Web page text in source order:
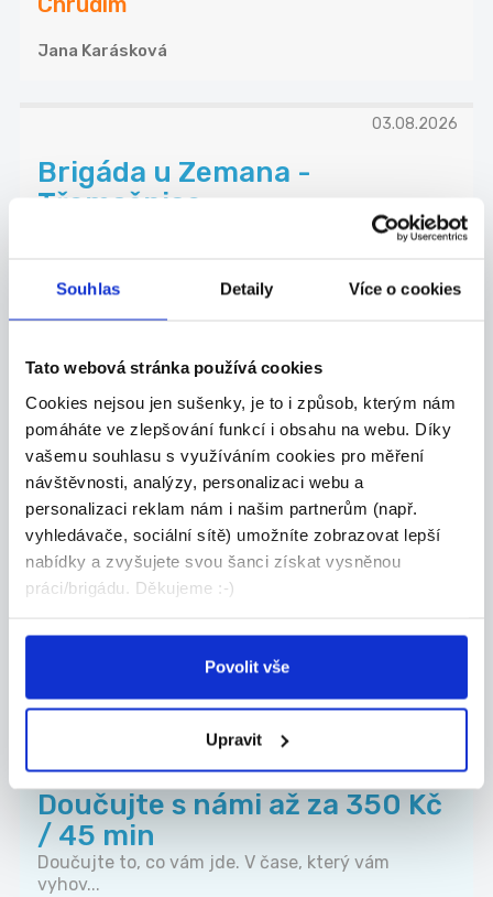
Souhlas Detaily Více o cookies
Tato webová stránka používá cookies
Cookies nejsou jen sušenky, je to i způsob, kterým nám
pomáháte ve zlepšování funkcí i obsahu na webu. Díky
vašemu souhlasu s využíváním cookies pro měření
návštěvnosti, analýzy, personalizaci webu a
personalizaci reklam nám i našim partnerům (např.
vyhledávače, sociální sítě) umožníte zobrazovat lepší
nabídky a zvyšujete svou šanci získat vysněnou
práci/brigádu. Děkujeme :-)
Povolit vše
Upravit
Jana Karásková
03.08.2026
Brigáda u Zemana -
Třemošnice
Česká společnost s dlouholetou tradicí Zeman
Třemošnice
ZEMAN maso-uzeniny, a.s.
TOP
Hledáme brigádníky do
prodejny PENNY Třemošnice
Do týmu v Třemošnici hledáme spolehlivé
brigádní...
Třemošnice
Doučujte s námi až za 350 Kč
/ 45 min
Doučujte to, co vám jde. V čase, který vám
vyhov...